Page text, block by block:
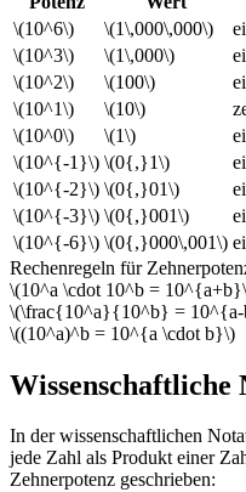
\(10^6\)
\(1\,000\,000\)
\(10^3\)
\(1\,000\)
\(10^2\)
\(100\)
\(10^1\)
\(10\)
\(10^0\)
\(1\)
\(10^{-1}\) \(0{,}1\)
\(10^{-2}\) \(0{,}01\)
\(10^{-3}\) \(0{,}001\)
\(10^{-6}\) \(0{,}000\,001\)
Rechenregeln für
\(10^a \cdot 10^b =
\(\frac{10^a}{10^b} =
\((10^a)^b = 10^{a \cdot b}\)
Wissenschaftliche
In der wissenschaftlichen
jede Zahl als Produkt einer
Zehnerpotenz geschrieben: